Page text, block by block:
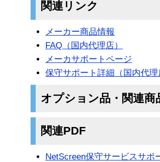
関連リンク
メーカー商品情報
FAQ（国内代理店）
メーカサポートページ
保守サポート詳細（国内代理
オプション品・関連商
関連PDF
NetScreen保守サービスサポ